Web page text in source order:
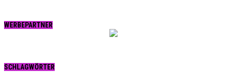
WERBEPARTNER
SCHLAGWÖRTER